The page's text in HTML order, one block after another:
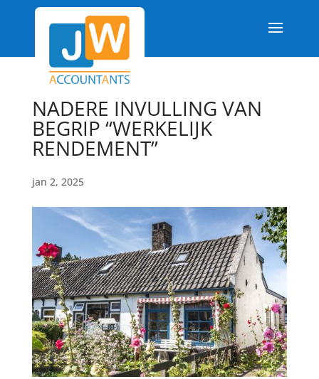
NADERE INVULLING VAN
BEGRIP “WERKELIJK
RENDEMENT”
jan 2, 2025